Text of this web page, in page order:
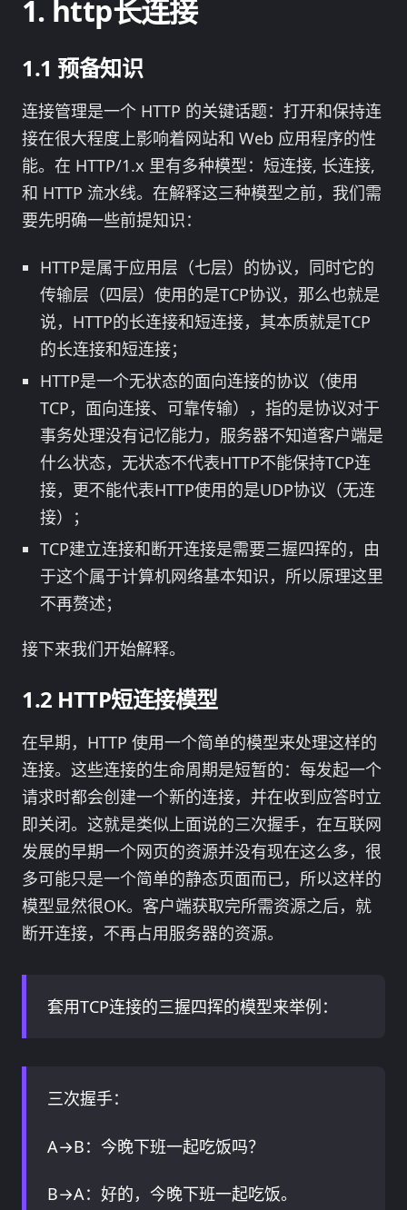
http长连接
预备知识
连接管理是一个 HTTP 的关键话题：打开和保持连
接在很大程度上影响着网站和 Web 应用程序的性
能。在 HTTP/1.x 里有多种模型：短连接, 长连接,
和 HTTP 流水线。在解释这三种模型之前，我们需
要先明确一些前提知识：
HTTP是属于应用层（七层）的协议，同时它的
传输层（四层）使用的是TCP协议，那么也就是
说，HTTP的长连接和短连接，其本质就是TCP
的长连接和短连接；
HTTP是一个无状态的面向连接的协议（使用
TCP，面向连接、可靠传输），指的是协议对于
事务处理没有记忆能力，服务器不知道客户端是
什么状态，无状态不代表HTTP不能保持TCP连
接，更不能代表HTTP使用的是UDP协议（无连
接）；
TCP建立连接和断开连接是需要三握四挥的，由
于这个属于计算机网络基本知识，所以原理这里
不再赘述；
接下来我们开始解释。
HTTP短连接模型
在早期，HTTP 使用一个简单的模型来处理这样的
连接。这些连接的生命周期是短暂的：每发起一个
请求时都会创建一个新的连接，并在收到应答时立
即关闭。这就是类似上面说的三次握手，在互联网
发展的早期一个网页的资源并没有现在这么多，很
多可能只是一个简单的静态页面而已，所以这样的
模型显然很OK。客户端获取完所需资源之后，就
断开连接，不再占用服务器的资源。
套用TCP连接的三握四挥的模型来举例：
三次握手：
A→B：今晚下班一起吃饭吗？
B→A：好的，今晚下班一起吃饭。